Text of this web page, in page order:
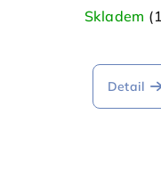
Skladem
Detail